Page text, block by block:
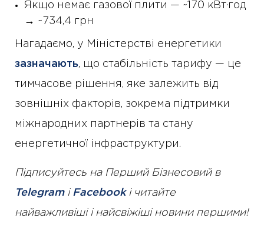
Якщо немає газової плити — ~170 кВт·год
→ ~734,4 грн
Нагадаємо, у Міністерстві енергетики
зазначають, що стабільність тарифу — це
тимчасове рішення, яке залежить від
зовнішніх факторів, зокрема підтримки
міжнародних партнерів та стану
енергетичної інфраструктури.
Підписуйтесь на Перший Бізнесовий в
Telegramі Facebookі читайте
найважливіші і найсвіжіші новини першими!